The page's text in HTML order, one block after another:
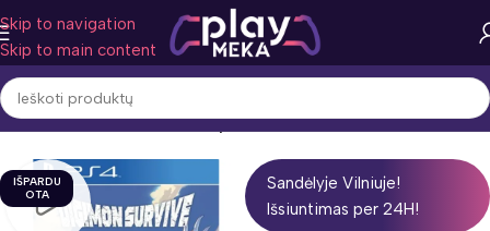
Skip to navigation
Skip to main content
Pradžia Žaidimo žanras Nuotykiai
IŠPARDU
OTA
Sandėlyje Vilniuje!
Išsiuntimas per 24H!